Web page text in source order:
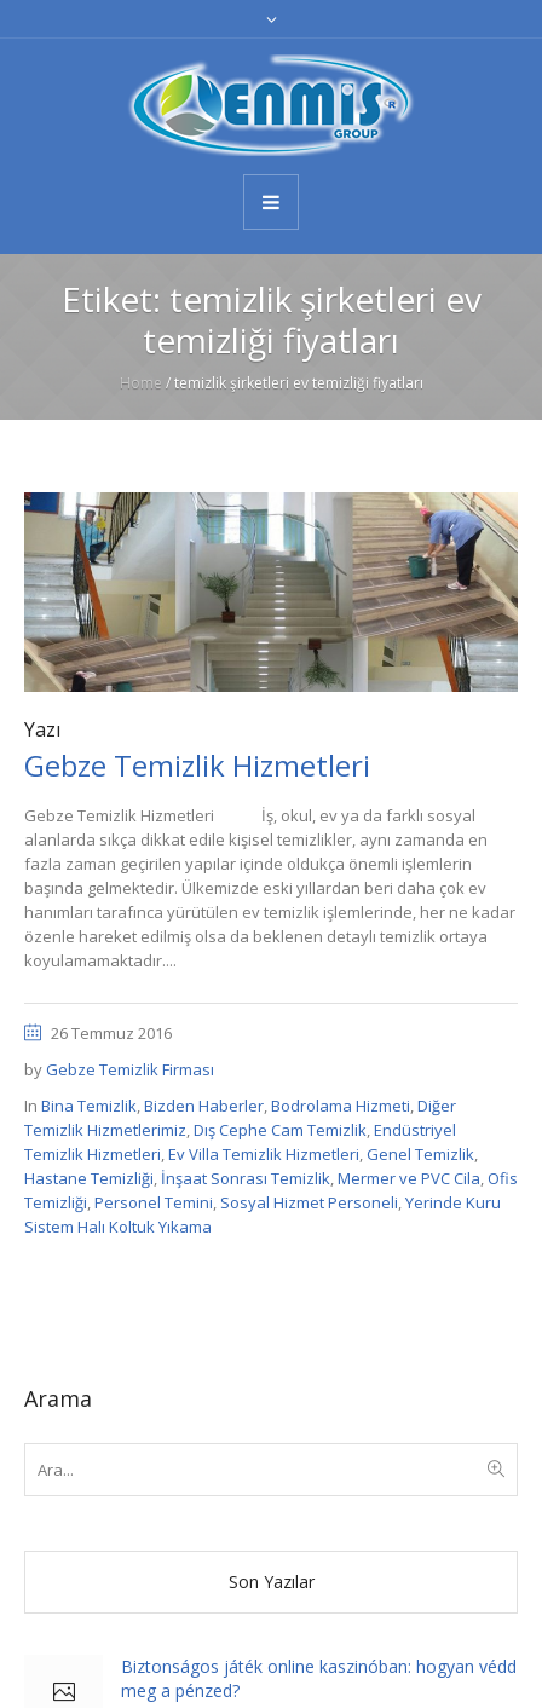
Etiket: temizlik şirketleri ev
temizliği fiyatları
Home /temizlik şirketleri ev temizliği fiyatları
Yazı
Gebze Temizlik Hizmetleri
Gebze Temizlik Hizmetleri İş, okul, ev ya da farklı sosyal
alanlarda sıkça dikkat edile kişisel temizlikler, aynı zamanda en
fazla zaman geçirilen yapılar içinde oldukça önemli işlemlerin
başında gelmektedir. Ülkemizde eski yıllardan beri daha çok ev
hanımları tarafınca yürütülen ev temizlik işlemlerinde, her ne kadar
özenle hareket edilmiş olsa da beklenen detaylı temizlik ortaya
koyulamamaktadır....
26 Temmuz 2016
byGebze Temizlik Firması
In Bina Temizlik,Bizden Haberler,Bodrolama Hizmeti,Diğer
Temizlik Hizmetlerimiz,Dış Cephe Cam Temizlik,Endüstriyel
Temizlik Hizmetleri,Ev Villa Temizlik Hizmetleri,Genel Temizlik,
Hastane Temizliği, İnşaat Sonrası Temizlik,Mermer ve PVC Cila,Ofis
Temizliği,Personel Temini, Sosyal Hizmet Personeli,Yerinde Kuru
Sistem Halı Koltuk Yıkama
Arama
Son Yazılar
Biztonságos játék online kaszinóban: hogyan védd
meg a pénzed?